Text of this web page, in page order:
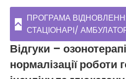
ПРОГРАМА
СТАЦІОНАРІ/
Відгуки –
нормалізації роботи